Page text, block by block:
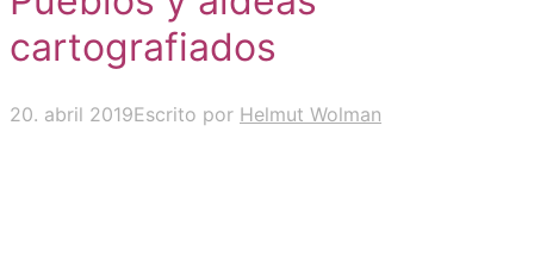
cartografiados
20. abril 2019Escrito por Helmut Wolman